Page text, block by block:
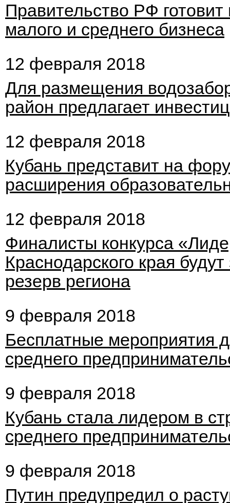
Правительство РФ
малого и среднего бизнеса
12 февраля 2018
Для размещения
район предлагает
12 февраля 2018
Кубань представит на
расширения
12 февраля 2018
Финалисты конкурса
Краснодарского края
резерв региона
9 февраля 2018
Бесплатные мероприятия
среднего
9 февраля 2018
Кубань стала лидером в
среднего
9 февраля 2018
Путин предупредил о